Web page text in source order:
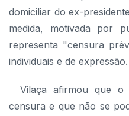
domiciliar do ex-
medida, motivada por
representa "censura
individuais e de expressão.
Vilaça afirmou que
censura e que não se